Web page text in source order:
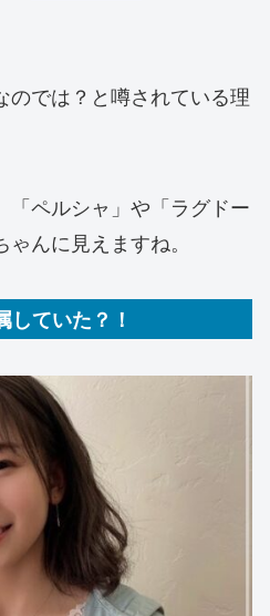
のでは？と噂されている理
「ペルシャ」や「ラグドー
んに見えますね。
していた？！